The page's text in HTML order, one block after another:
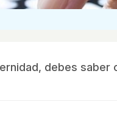
debes saber